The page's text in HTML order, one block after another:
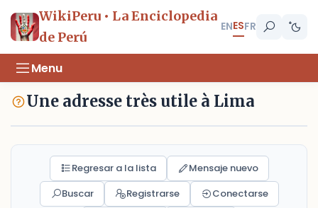
WikiPeru • La Enciclopedia
de Perú
ENESFR
Menu
Une adresse très utile à Lima
Regresar a la lista
Mensaje nuevo
Buscar
Registrarse
Conectarse